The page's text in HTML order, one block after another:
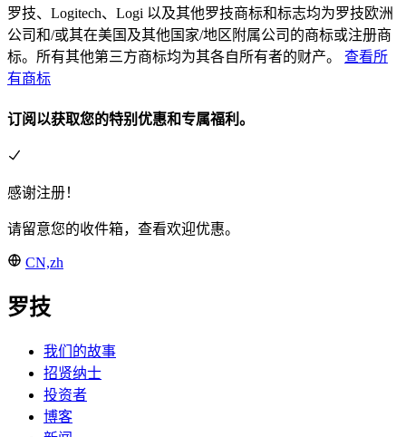
罗技、Logitech、Logi 以及其他罗技商标和标志均为罗技欧洲
公司和/或其在美国及其他国家/地区附属公司的商标或注册商
标。所有其他第三方商标均为其各自所有者的财产。 查看所
有商标
订阅以获取您的特别优惠和专属福利。
感谢注册！
请留意您的收件箱，查看欢迎优惠。
CN,zh
罗技
我们的故事
招贤纳士
投资者
博客